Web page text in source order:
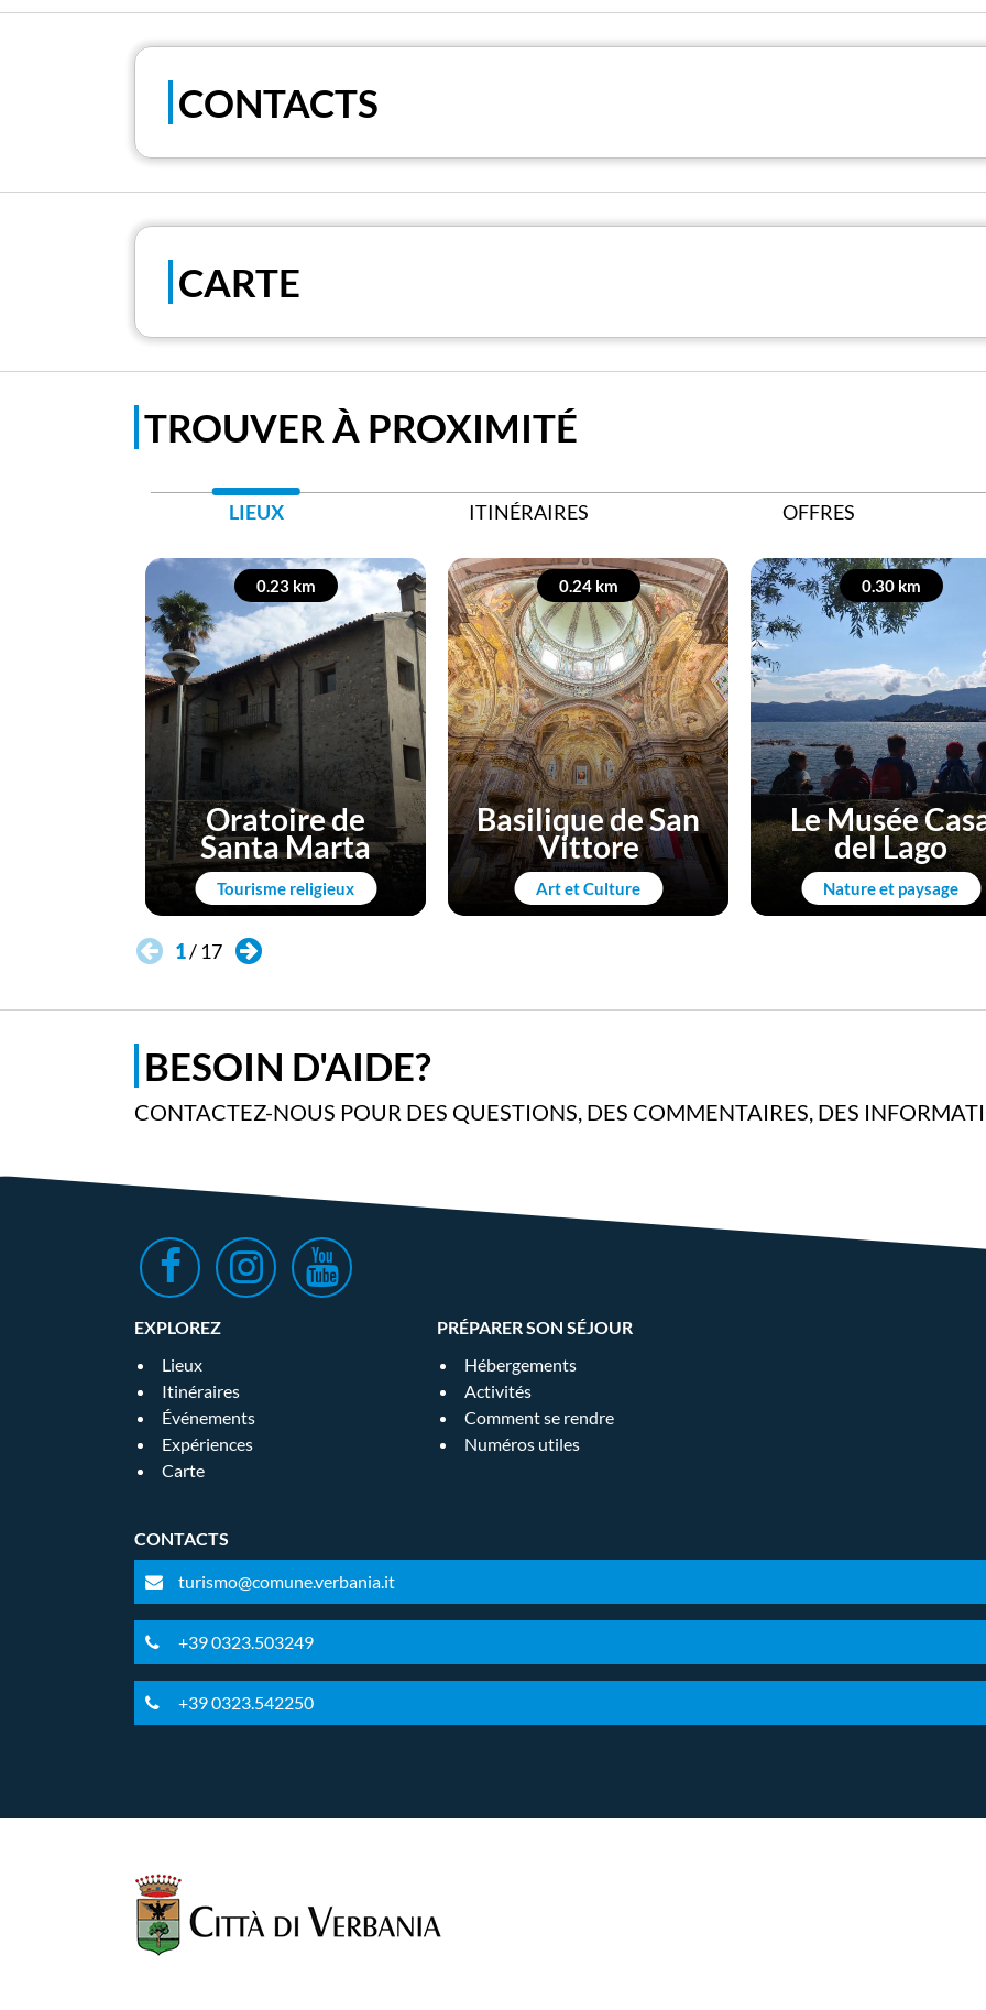
CONTACTS
CARTE
TROUVER À PROXIMITÉ
LIEUX ITINÉRAIRES OFFRES
0.23 km
Tourisme religieux
Oratoire de
Santa Marta
0.24 km
Art et Culture
Basilique de San
Vittore
0.30 km
Nature et paysage
Le Musée
del Lago
1/ 17
BESOIN D'AIDE?
CONTACTEZ-NOUS POUR DES QUESTIONS, DES COMMENTAIRES, DES
EXPLOREZ
Lieux
Itinéraires
Événements
Expériences
Carte
PRÉPARER SON SÉJOUR
Hébergements
Activités
Comment se rendre
Numéros utiles
CONTACTS
turismo@comune.verbania.it
+39 0323.503249
+39 0323.542250